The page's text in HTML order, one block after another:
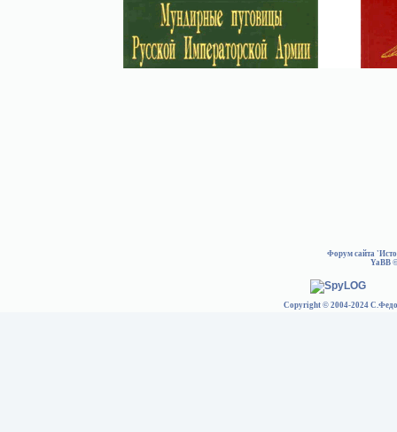
Форум сайта
YaBB
Copyright © 2004-2024